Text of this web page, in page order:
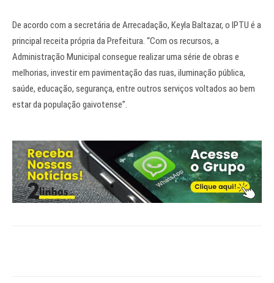
De acordo com a secretária de Arrecadação, Keyla Baltazar, o IPTU é a
principal receita própria da Prefeitura. “Com os recursos, a
Administração Municipal consegue realizar uma série de obras e
melhorias, investir em pavimentação das ruas, iluminação pública,
saúde, educação, segurança, entre outros serviços voltados ao bem
estar da população gaivotense”.